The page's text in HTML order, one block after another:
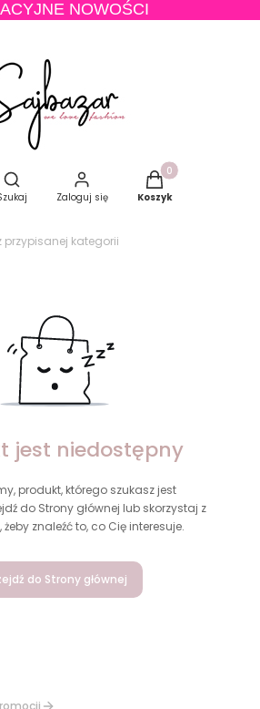
NOWOŚCI
Otwórz wyszukiwarkę
Zaloguj się
Produkty w
Koszyk
przypisanej kategorii
jest niedostępny
produkt, którego szukasz jest
do Strony głównej lub skorzystaj z
znaleźć to, co Cię interesuje.
do Strony głównej